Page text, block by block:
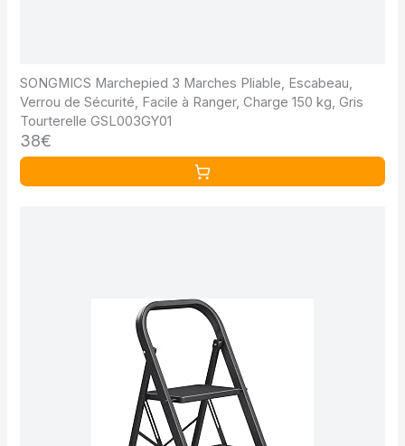
SONGMICS Marchepied 3 Marches Pliable, Escabeau,
Verrou de Sécurité, Facile à Ranger, Charge 150 kg, Gris
Tourterelle GSL003GY01
38€